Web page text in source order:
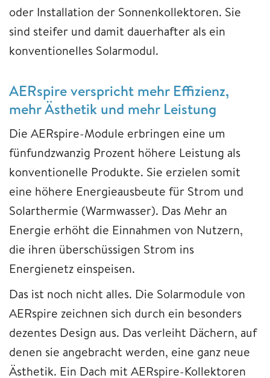
oder Installation der Sonnenkollektoren. Sie
sind steifer und damit dauerhafter als ein
konventionelles Solarmodul.
AERspire verspricht mehr Effizienz,
mehr Ästhetik und mehr Leistung
Die AERspire-Module erbringen eine um
fünfundzwanzig Prozent höhere Leistung als
konventionelle Produkte. Sie erzielen somit
eine höhere Energieausbeute für Strom und
Solarthermie (Warmwasser). Das Mehr an
Energie erhöht die Einnahmen von Nutzern,
die ihren überschüssigen Strom ins
Energienetz einspeisen.
Das ist noch nicht alles. Die Solarmodule von
AERspire zeichnen sich durch ein besonders
dezentes Design aus. Das verleiht Dächern, auf
denen sie angebracht werden, eine ganz neue
Ästhetik. Ein Dach mit AERspire-Kollektoren